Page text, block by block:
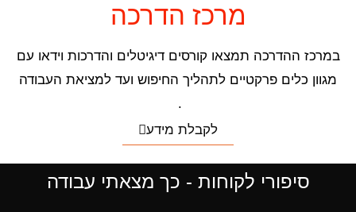
מרכז הדרכה
במרכז ההדרכה תמצאו קורסים דיגיטלים והדרכות וידאו עם
מגוון כלים פרקטיים לתהליך החיפוש ועד למציאת העבודה
.
לקבלת מידע
סיפורי לקוחות - כך מצאתי עבודה